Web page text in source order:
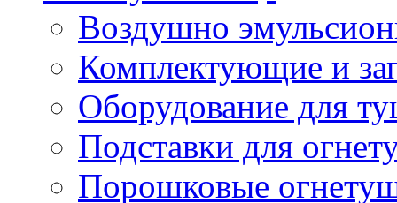
Воздушно
Комплектующие и
Оборудование для
Подставки для
Порошковые